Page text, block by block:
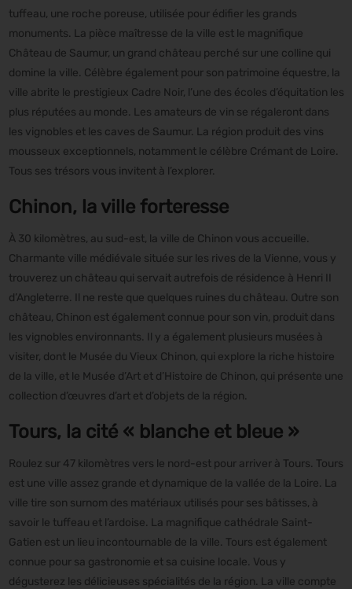
tuffeau, une roche poreuse, utilisée pour édifier les grands
monuments. La pièce maîtresse de la ville est le magnifique
Château de Saumur, un grand château perché sur une colline qui
domine la ville. Célèbre également pour son patrimoine équestre, la
ville abrite le prestigieux Cadre Noir, l’une des écoles d’équitation les
plus réputées au monde. Les amateurs de vin se régaleront dans
les vignobles et les caves de Saumur. La région produit des vins
mousseux exceptionnels, notamment le célèbre Crémant de Loire.
Tous ses trésors vous invitent à l’explorer.
Chinon, la ville forteresse
À 30 kilomètres, au sud-est, la ville de Chinon vous accueille.
Charmante ville médiévale située sur les rives de la Vienne, vous y
trouverez un château qui servait autrefois de résidence à Henri II
d’Angleterre. Il ne reste que quelques ruines du château. Outre son
château, Chinon est également connue pour son vin, produit dans
les vignobles environnants. Il y a également plusieurs musées à
visiter, dont le Musée du Vieux Chinon, qui explore la riche histoire
de la ville, et le Musée d’Art et d’Histoire de Chinon, qui présente une
collection d’œuvres d’art et d’objets de la région.
Tours, la cité « blanche et bleue »
Roulez sur 47 kilomètres vers le nord-est pour arriver à Tours. Tours
est une ville assez grande et dynamique de la vallée de la Loire. La
ville tire son surnom des matériaux utilisés pour ses bâtisses, à
savoir le tuffeau et l’ardoise. La magnifique cathédrale Saint-
Gatien est un lieu incontournable de la ville. Tours est également
connue pour sa gastronomie et sa cuisine locale. Vous y
dégusterez les délicieuses spécialités de la région. La ville compte